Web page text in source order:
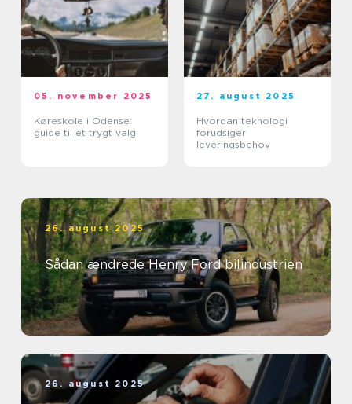
05. november 2025
Køreskole i Odense:
guide til et trygt valg
27. august 2025
Hvordan teknologi
forudsiger
leveringsbehov
26. august 2025
Sådan ændrede Henry Ford bilindustrien
26. august 2025